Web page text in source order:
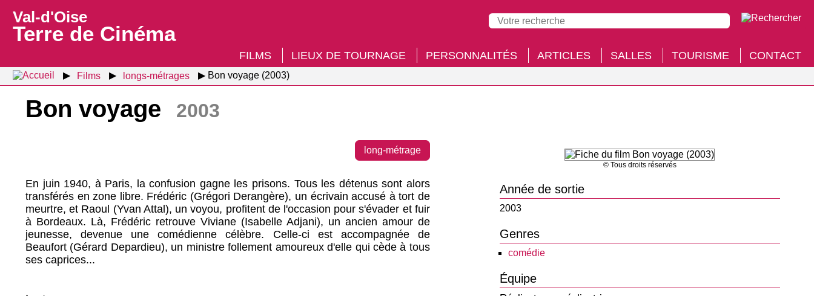
Val-d'Oise
Terre de Cinéma
FILMS LIEUX DE TOURNAGE PERSONNALITÉS ARTICLES SALLES TOURISME CONTACT
Films longs-métrages Bon voyage (2003)
Bon voyage 2003
long-métrage
En juin 1940, à Paris, la confusion gagne les prisons. Tous les détenus sont alors
transférés en zone libre. Frédéric (Grégori Derangère), un écrivain accusé à tort de
meurtre, et Raoul (Yvan Attal), un voyou, profitent de l'occasion pour s'évader et fuir
à Bordeaux. Là, Frédéric retrouve Viviane (Isabelle Adjani), un ancien amour de
jeunesse, devenue une comédienne célèbre. Celle-ci est accompagnée de
Beaufort (Gérard Depardieu), un ministre follement amoureux d'elle qui cède à tous
ses caprices...
© Tous droits réservés
Année de sortie
2003
Genres
comédie
Équipe